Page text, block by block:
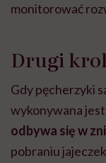
monitorować
Drugi
Gdy pęcherzyki
wykonywana
odbywa się w
pobraniu